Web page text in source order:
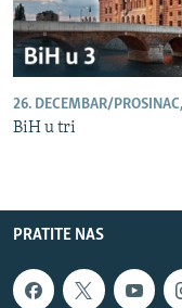
26. DECEMBAR/
BiH u tri
PRATITE NAS